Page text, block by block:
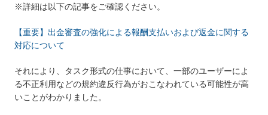
※詳細は以下の記事をご確認ください。
【重要】出金審査の強化による報酬支払いおよび返金に関する
対応について
それにより、タスク形式の仕事において、一部のユーザーによ
る不正利用などの規約違反行為がおこなわれている可能性が高
いことがわかりました。